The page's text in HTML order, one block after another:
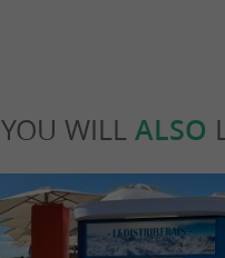
YOU WILL ALSO